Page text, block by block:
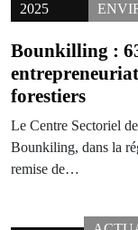
2025
Bounkilling :
forestiers
Le Centre Sectoriel
Bounkiling, dans la
remise de…